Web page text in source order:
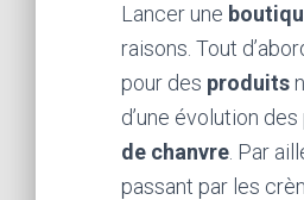
Lancer une
raisons. Tout
pour des produits
d’une évolution
de chanvre . Par
passant par les